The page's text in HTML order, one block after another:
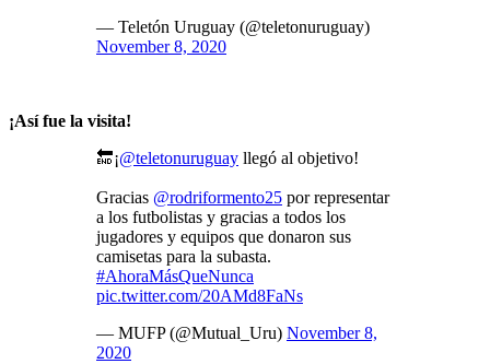
— Teletón Uruguay (@teletonuruguay)
November 8, 2020
¡Así fue la visita!
🔚¡@teletonuruguay llegó al objetivo!
Gracias @rodriformento25 por representar
a los futbolistas y gracias a todos los
jugadores y equipos que donaron sus
camisetas para la subasta.
#AhoraMásQueNunca
pic.twitter.com/20AMd8FaNs
— MUFP (@Mutual_Uru) November 8,
2020